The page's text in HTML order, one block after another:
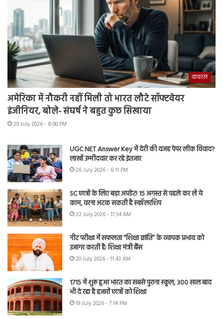
वायरल
अमेरिका में नौकरी नहीं मिली तो भारत लौटे सॉफ्टवेयर
इंजीनियर, बोले- संघर्ष ने बहुत कुछ सिखाया
29 July 2026 - 8:00 PM
UGC NET Answer Key में देरी की वजह पेपर लीक विवाद?
लाखों उम्मीदवार कर रहे इंतजार
26 July 2026 - 6:11 PM
SC छात्रों के लिए बड़ा अपडेट! 15 अगस्त से पहले कर लें ये
काम, वरना अटक सकती है स्कॉलरशिप
22 July 2026 - 11:54 AM
नीट परीक्षा में सफलता “शिक्षा क्रांति” के व्यापक प्रभाव को
उजागर करती है: शिक्षा मंत्री बैंस
20 July 2026 - 11:43 AM
1715 में शुरू हुआ भारत का सबसे पुराना स्कूल, 300 साल बाद
भी दे रहा है हजारों छात्रों को शिक्षा
19 July 2026 - 7:14 PM